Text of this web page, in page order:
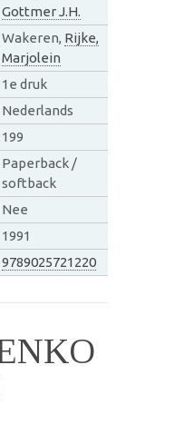
Gottmer J.H.
Wakeren, Rijke,
Marjolein
1e druk
Nederlands
199
Paperback /
softback
Nee
1991
9789025721220